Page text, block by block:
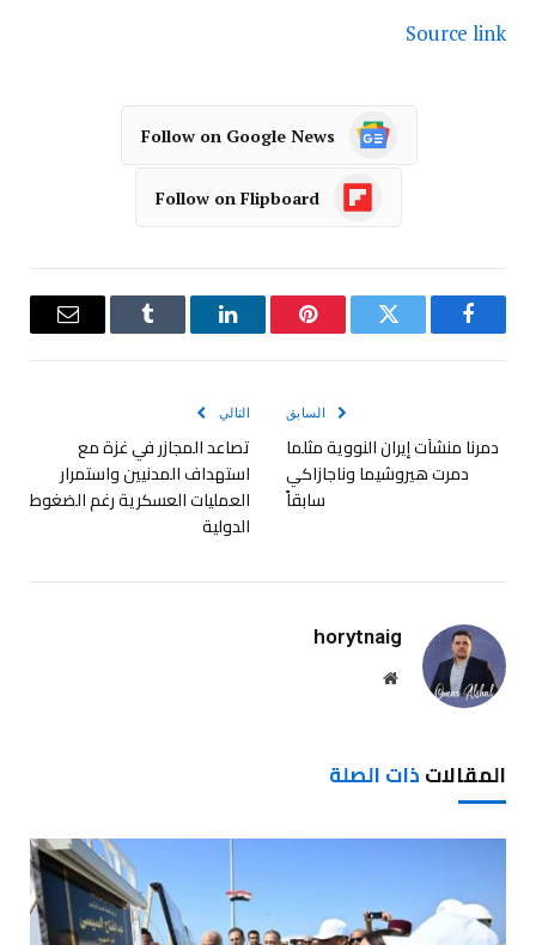
Source link
Follow on Google News
Follow on Flipboard
فيسبوك تويتر بينتيريستلينكدإن Tumblr
البريد
السابق
دمرنا منشآت إيران النووية مثلما
دمرت هيروشيما وناجازاكي
سابقاً
التالي
تصاعد المجازر في غزة مع
استهداف المدنيين واستمرار
العمليات العسكرية رغم الضغوط
الدولية
horytnaig
موقع
المقالاتذات الصلة